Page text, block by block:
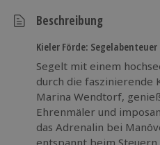
Beschreibung
Kieler Förde:
Segelt mit einem
durch die faszinierende
Marina Wendtorf,
Ehrenmäler und
das Adrenalin bei
entspannt beim